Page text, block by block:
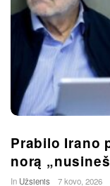
Prabilo Irano
norą
In Užsienis 7 kovo, 2026